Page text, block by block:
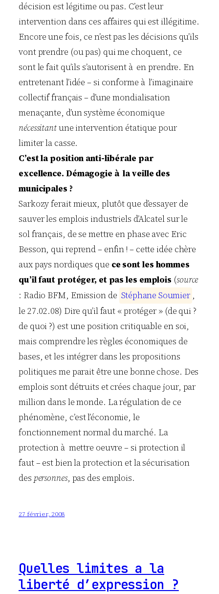
décision est légitime ou pas. C’est leur
intervention dans ces affaires qui est illégitime.
Encore une fois, ce n’est pas les décisions qu’ils
vont prendre (ou pas) qui me choquent, ce
sont le fait qu’ils s’autorisent à en prendre. En
entretenant l’idée – si conforme à l’imaginaire
collectif français – d’une mondialisation
menaçante, d’un système économique
nécessitantune intervention étatique pour
limiter la casse.
C’est la position anti-libérale par
excellence. Démagogie à la veille des
municipales ?
Sarkozy ferait mieux, plutôt que d’essayer de
sauver les emplois industriels d’Alcatel sur le
sol français, de se mettre en phase avec Eric
Besson, qui reprend – enfin ! – cette idée chère
aux pays nordiques que ce sont les hommes
qu’il faut protéger, et pas les emplois (source
: Radio BFM, Emission de Stéphane Soumier ,
le 27.02.08) Dire qu’il faut « protéger » (de qui ?
de quoi ?) est une position critiquable en soi,
mais comprendre les règles économiques de
bases, et les intégrer dans les propositions
politiques me parait être une bonne chose. Des
emplois sont détruits et crées chaque jour, par
million dans le monde. La régulation de ce
phénomène, c’est l’économie, le
fonctionnement normal du marché. La
protection à mettre oeuvre – si protection il
faut – est bien la protection et la sécurisation
des personnes, pas des emplois.
27 février, 2008
Quelles limites a la
liberté d’expression ?